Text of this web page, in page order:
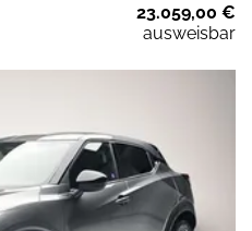
23.059,00 €
ausweisbar